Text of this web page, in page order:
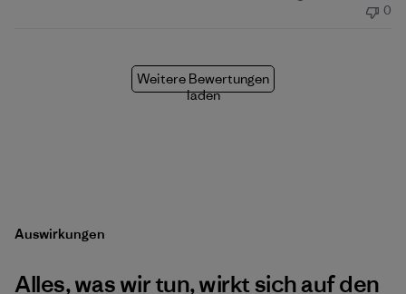
0
Weitere Bewertungen
laden
Auswirkungen
Alles, was wir tun, wirkt sich auf den